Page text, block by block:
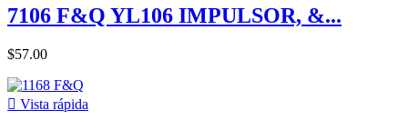
7106 F&Q YL106 IMPULSOR, &...
$57.00
 Vista rápida